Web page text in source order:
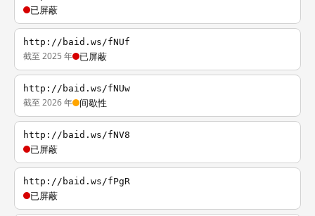
已屏蔽
http://baid.ws/fNUf
截至 2025 年 已屏蔽
http://baid.ws/fNUw
截至 2026 年 间歇性
http://baid.ws/fNV8
已屏蔽
http://baid.ws/fPgR
已屏蔽